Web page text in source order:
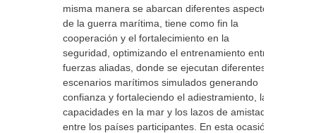
misma manera se abarcan diferentes aspectos
de la guerra marítima, tiene como fin la
cooperación y el fortalecimiento en la
seguridad, optimizando el entrenamiento entre
fuerzas aliadas, donde se ejecutan diferentes
escenarios marítimos simulados generando
confianza y fortaleciendo el adiestramiento, las
capacidades en la mar y los lazos de amistad
entre los países participantes. En esta ocasión,